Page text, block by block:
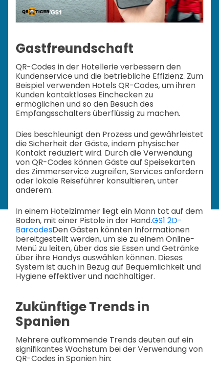
Gastfreundschaft
QR-Codes in der Hotellerie verbessern den
Kundenservice und die betriebliche Effizienz. Zum
Beispiel verwenden Hotels QR-Codes, um ihren
Kunden kontaktloses Einchecken zu
ermöglichen und so den Besuch des
Empfangsschalters überflüssig zu machen.
Dies beschleunigt den Prozess und gewährleistet
die Sicherheit der Gäste, indem physischer
Kontakt reduziert wird. Durch die Verwendung
von QR-Codes können Gäste auf Speisekarten
des Zimmerservice zugreifen, Services anfordern
oder lokale Reiseführer konsultieren, unter
anderem.
In einem Hotelzimmer liegt ein Mann tot auf dem
Boden, mit einer Pistole in der Hand.GS1 2D-
BarcodesDen Gästen könnten Informationen
bereitgestellt werden, um sie zu einem Online-
Menü zu leiten, über das sie Essen und Getränke
über ihre Handys auswählen können. Dieses
System ist auch in Bezug auf Bequemlichkeit und
Hygiene effektiver und nachhaltiger.
Zukünftige Trends in
Spanien
Mehrere aufkommende Trends deuten auf ein
signifikantes Wachstum bei der Verwendung von
QR-Codes in Spanien hin: